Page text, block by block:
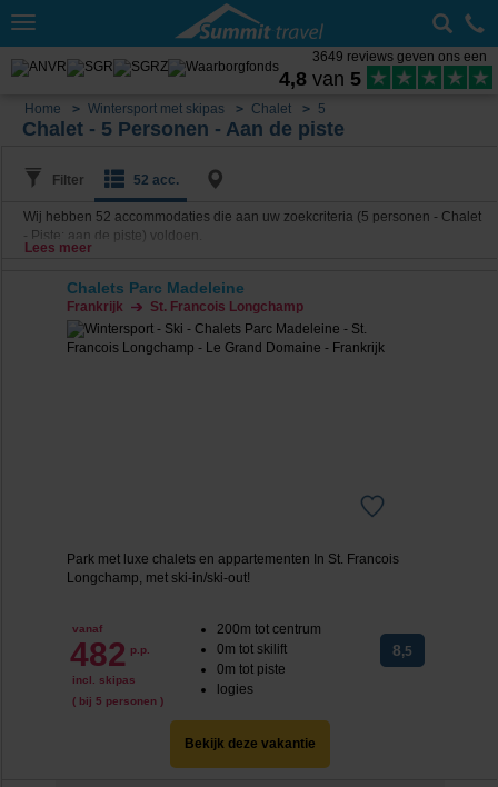
Toggle
3649 reviews geven ons een
4,8 van 5
Home Wintersport met skipas Chalet 5
Chalet - 5 Personen - Aan de piste
Filter 52 acc.
Wij hebben 52 accommodaties die aan uw zoekcriteria (5 personen - Chalet
- Piste: aan de piste) voldoen.
Lees meer
Chalets Parc Madeleine
Frankrijk St. Francois Longchamp
Park met luxe chalets en appartementen In St. Francois
Longchamp, met ski-in/ski-out!
vanaf
482 p.p.
incl. skipas
( bij 5 personen )
200m tot centrum
0m tot skilift
0m tot piste
logies
8,5
Bekijk deze vakantie